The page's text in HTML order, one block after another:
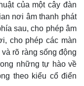
của một cây đàn
nơi âm thanh phát
sau, cho phép âm
cho phép các màn
rõ ràng sống động
những tự hào về
theo kiểu cổ điển